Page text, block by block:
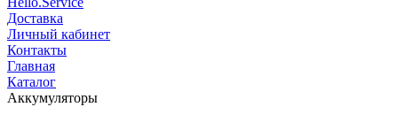
Доставка
Личный кабинет
Контакты
Главная
Каталог
Аккумуляторы